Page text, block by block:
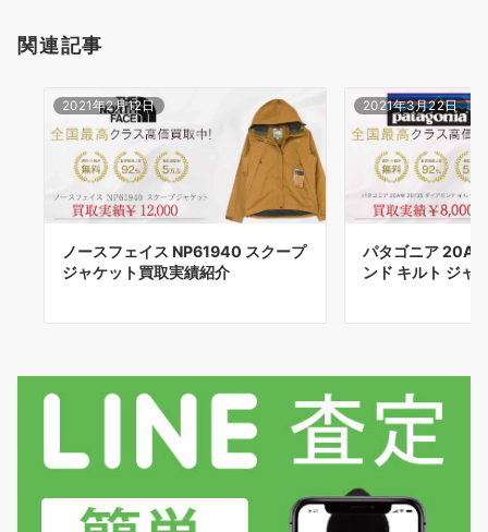
関連記事
2021年2月12日
ノースフェイス NP61940 スクープ
ジャケット買取実績紹介
2021年3月22日
パタゴニア
ンド キルト ジャ